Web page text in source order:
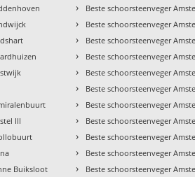
III
Buiksloot
› Beste schoorsteenveger
› Beste schoorsteenveger
› Beste schoorsteenveger
› Beste schoorsteenveger
› Beste schoorsteenveger
› Beste schoorsteenveger
› Beste schoorsteenveger
› Beste schoorsteenveger
› Beste schoorsteenveger
› Beste schoorsteenveger
› Beste schoorsteenveger